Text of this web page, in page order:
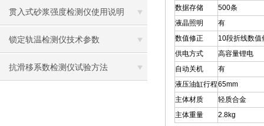
贯入式砂浆强度检测仪使用说明
锁定轨温检测仪技术参数
抗滑移系数检测仪试验方法
数据存储
500条
液晶照明
有
数值修正
10段折线数值
供电方式
高容量锂电
自动关机
有
液压油缸行程65mm
主体材质
轻质合金
主体重量
2.8kg